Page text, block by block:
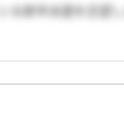
新卒派遣を志望し